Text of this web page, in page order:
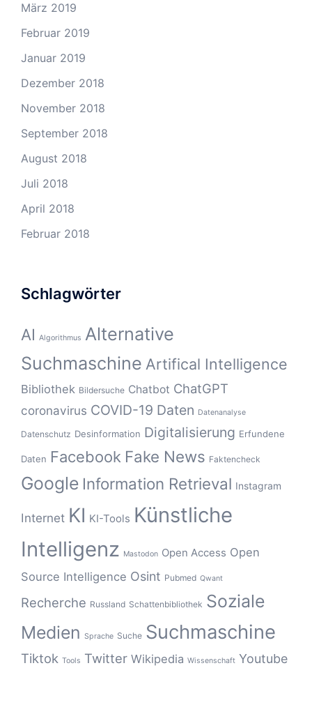
März 2019
Februar 2019
Januar 2019
Dezember 2018
November 2018
September 2018
August 2018
Juli 2018
April 2018
Februar 2018
Schlagwörter
AI Algorithmus Alternative
Suchmaschine Artifical Intelligence
Bibliothek Bildersuche Chatbot ChatGPT
coronavirus COVID-19 Daten Datenanalyse
Datenschutz Desinformation Digitalisierung Erfundene
Daten Facebook Fake News Faktencheck
Google Information Retrieval Instagram
Internet KI KI-Tools Künstliche
Intelligenz Mastodon Open Access Open
Source Intelligence Osint Pubmed Qwant
Recherche Russland Schattenbibliothek Soziale
Medien Sprache Suche Suchmaschine
Tiktok Tools Twitter Wikipedia Wissenschaft Youtube